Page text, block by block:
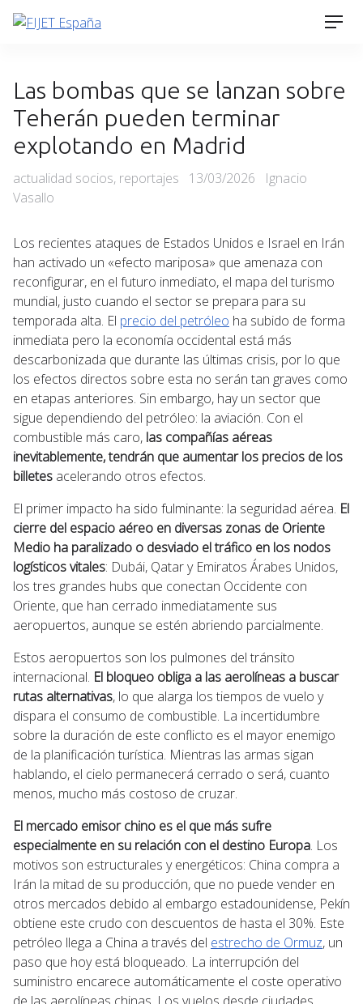
Skip
Las bombas que se lanzan sobre
Teherán pueden terminar
explotando en Madrid
Categories
actualidad socios, reportajes
Posted
13/03/2026
Ignacio
Vasallo
Los recientes ataques de Estados Unidos e Israel en Irán
han activado un «efecto mariposa» que amenaza con
reconfigurar, en el futuro inmediato, el mapa del turismo
mundial, justo cuando el sector se prepara para su
temporada alta. El precio del petróleo ha subido de forma
inmediata pero la economía occidental está más
descarbonizada que durante las últimas crisis, por lo que
los efectos directos sobre esta no serán tan graves como
en etapas anteriores. Sin embargo, hay un sector que
sigue dependiendo del petróleo: la aviación. Con el
combustible más caro, las compañías aéreas
inevitablemente, tendrán que aumentar los precios de los
billetes acelerando otros efectos.
El primer impacto ha sido fulminante: la seguridad aérea. El
cierre del espacio aéreo en diversas zonas de Oriente
Medio ha paralizado o desviado el tráfico en los nodos
logísticos vitales: Dubái, Qatar y Emiratos Árabes Unidos,
los tres grandes hubs que conectan Occidente con
Oriente, que han cerrado inmediatamente sus
aeropuertos, aunque se estén abriendo parcialmente.
Estos aeropuertos son los pulmones del tránsito
internacional. El bloqueo obliga a las aerolíneas a buscar
rutas alternativas, lo que alarga los tiempos de vuelo y
dispara el consumo de combustible. La incertidumbre
sobre la duración de este conflicto es el mayor enemigo
de la planificación turística. Mientras las armas sigan
hablando, el cielo permanecerá cerrado o será, cuanto
menos, mucho más costoso de cruzar.
El mercado emisor chino es el que más sufre
especialmente en su relación con el destino Europa. Los
motivos son estructurales y energéticos: China compra a
Irán la mitad de su producción, que no puede vender en
otros mercados debido al embargo estadounidense, Pekín
obtiene este crudo con descuentos de hasta el 30%. Este
petróleo llega a China a través del estrecho de Ormuz, un
paso que hoy está bloqueado. La interrupción del
suministro encarece automáticamente el coste operativo